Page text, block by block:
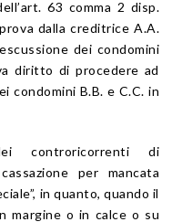
63 comma 2 disp.
dalla creditrice A.A.
dei condomini
diritto di procedere ad
condomini B.B. e C.C. in
controricorrenti di
per mancata
in quanto, quando il
margine o in calce o su